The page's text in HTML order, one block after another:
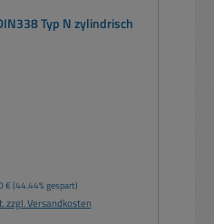
Typ N zylindrisch
Preis:
€(44.44% gespart)
zzgl. Versandkosten